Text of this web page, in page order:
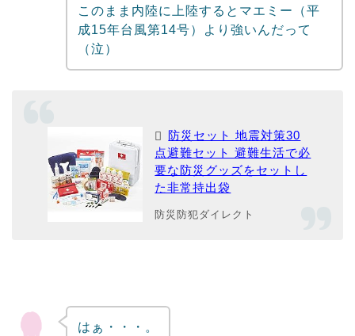
このまま内陸に上陸するとマエミー（平
成15年台風第14号）より強いんだって
（泣）
防災セット 地震対策30
点避難セット 避難生活で必
要な防災グッズをセットし
た非常持出袋
防災防犯ダイレクト
はぁ・・・。